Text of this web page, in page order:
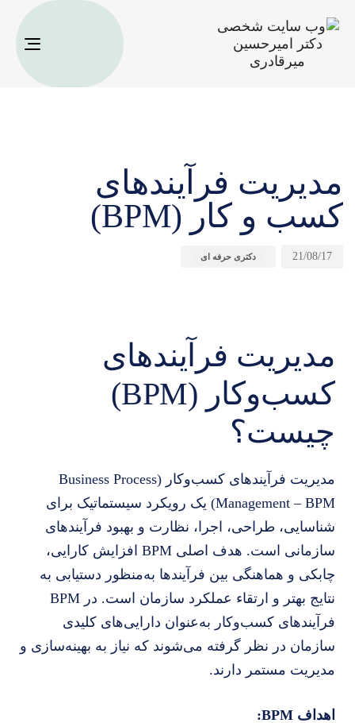
مدیریت فرآیندهای
کسب و کار (BPM)
21/08/17 دکتری حرفه ای
مدیریت فرآیندهای
کسب‌وکار (BPM)
چیست؟
مدیریت فرآیندهای کسب‌وکار (Business Process
Management – BPM) یک رویکرد سیستماتیک برای
شناسایی، طراحی، اجرا، نظارت و بهبود فرآیندهای
سازمانی است. هدف اصلی BPM افزایش کارایی،
چابکی و هماهنگی بین فرآیندها به‌منظور دستیابی به
نتایج بهتر و ارتقاء عملکرد سازمان است. در BPM
فرآیندهای کسب‌وکار به‌عنوان دارایی‌های کلیدی
سازمان در نظر گرفته می‌شوند که نیاز به بهینه‌سازی و
مدیریت مستمر دارند.
اهداف BPM: